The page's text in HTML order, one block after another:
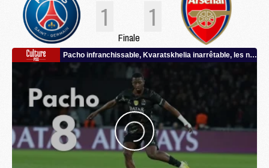
1 1
Finale